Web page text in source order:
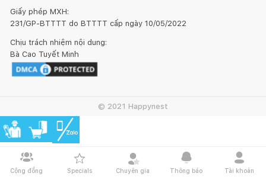
Cộng đồng Specials Chuyên gia Thông báo Tài khoản
Giấy phép MXH:
231/GP-BTTTT do BTTTT cấp ngày 10/05/2022
Chịu trách nhiệm nội dung:
Bà Cao Tuyết Minh
© 2021 Happynest